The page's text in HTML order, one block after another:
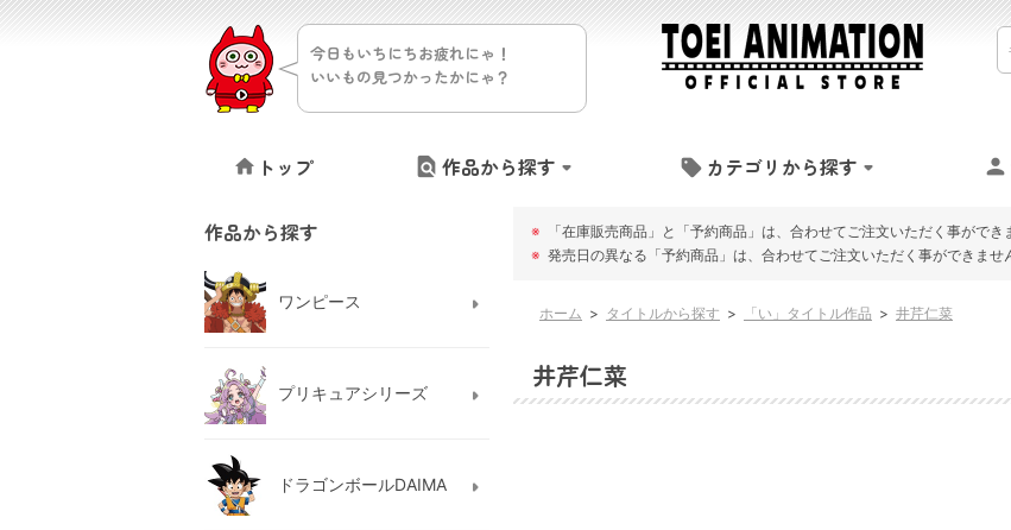
今日もいちにちお疲れにゃ！
いいもの見つかったかにゃ？
トップ 作品から探す カテゴリから探す
※
「在庫販売商品」と「予約商品」は、合わせてご注文いただく事ができ
※ 発売日の異なる「予約商品」は、合わせてご注文いただく事ができませ
ホーム > タイトルから探す > 「い」タイトル作品 > 井芹仁菜
井芹仁菜
作品から探す
ワンピース
プリキュアシリーズ
ドラゴンボールDAIMA